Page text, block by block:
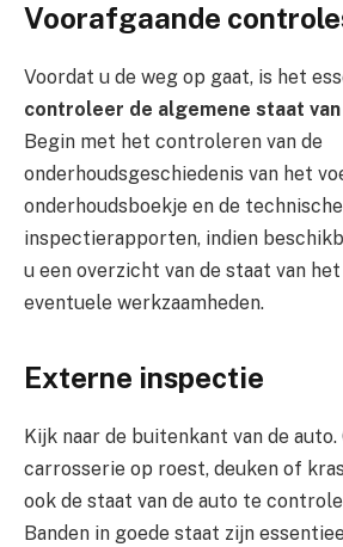
Voorafgaande
Voordat u de weg op gaat, is het
controleer de algemene staat
Begin met het controleren van de
onderhoudsgeschiedenis van het
onderhoudsboekje en de technische
inspectierapporten, indien
u een overzicht van de staat van
eventuele werkzaamheden.
Externe inspectie
Kijk naar de buitenkant van de auto.
carrosserie op roest, deuken of
ook de staat van de auto te
Banden in goede staat zijn